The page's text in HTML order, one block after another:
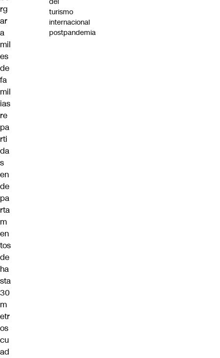
rg
ar
a
mil
es
de
fa
mil
ias
re
pa
rti
da
s
en
de
pa
rta
m
en
tos
de
ha
sta
30
m
etr
os
cu
ad
turismo
internacional
postpandemia